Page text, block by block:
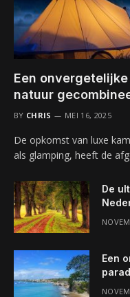
Een
natuur
BY CHRIS MEI 16, 2025
De opkomst van luxe
als glamping, heeft de
De
Een